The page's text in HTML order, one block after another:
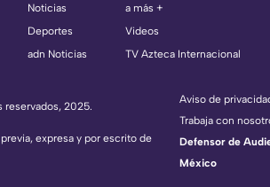
Noticias
Deportes
adn Noticias
a más +
Videos
TV Azteca Internacional
reservados, 2025.
expresa y por escrito de
Aviso de
Trabaja con
Defensor de
México